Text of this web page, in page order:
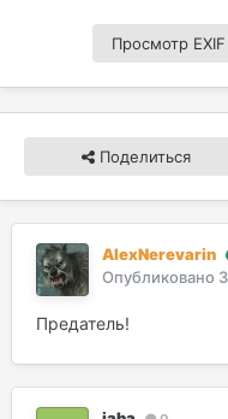
Просмотр
Поделиться
AlexNerevarin
Опубликовано
Предатель!